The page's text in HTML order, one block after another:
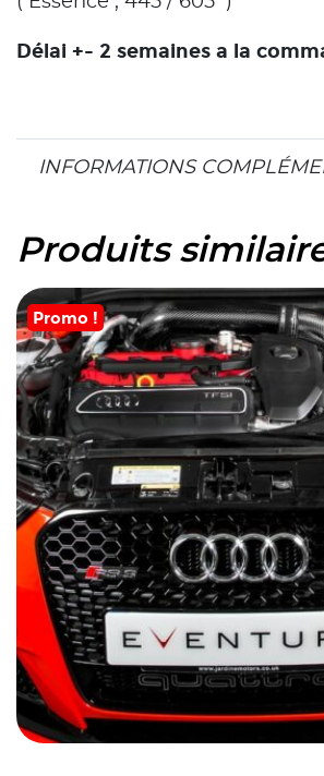
Délai +- 2 semaines a la
INFORMATIONS
Produits
Promo !